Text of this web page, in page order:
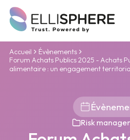
Accueil
Évènements
Forum Achats Publics 2025 - Achats
alimentaire : un engagement
Risk